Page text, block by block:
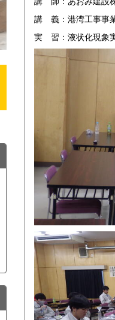
講 義：港湾工事事
実 習：液状化現象